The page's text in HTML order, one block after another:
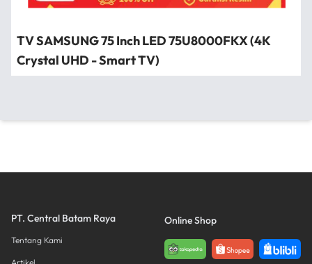
TV SAMSUNG 75 Inch LED 75U8000FKX (4K
Crystal UHD - Smart TV)
PT. Central Batam Raya
Tentang Kami
Online Shop